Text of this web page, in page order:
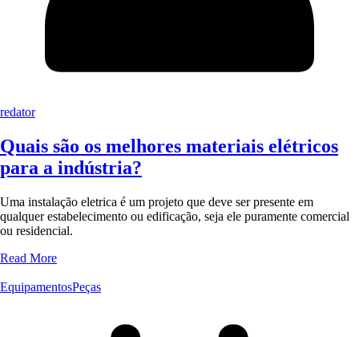
redator
Quais são os melhores materiais elétricos
para a indústria?
Uma instalação eletrica é um projeto que deve ser presente em
qualquer estabelecimento ou edificação, seja ele puramente comercial
ou residencial.
Read More
EquipamentosPeças